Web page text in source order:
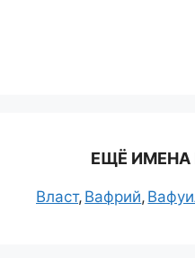
ЕЩЁ ИМЕНА
Власт Вафрий